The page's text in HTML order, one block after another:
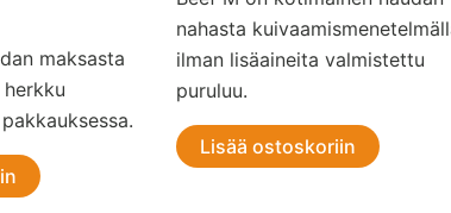
maksasta
nahasta
ilman lisäaineita valmistettu
puruluu.
Lisää ostoskoriin